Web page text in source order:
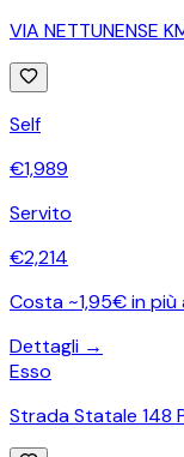
VIA NETTUNENSE
Self
€1,989
Servito
€2,214
Costa ~1,95€ in più
Dettagli →
Esso
Strada Statale 148